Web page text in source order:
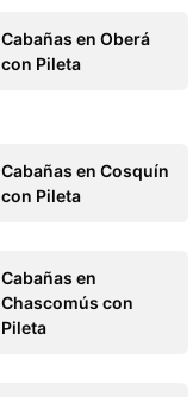
Cabañas en Oberá
con Pileta
Cabañas en Cosquín
con Pileta
Cabañas en
Chascomús con
Pileta